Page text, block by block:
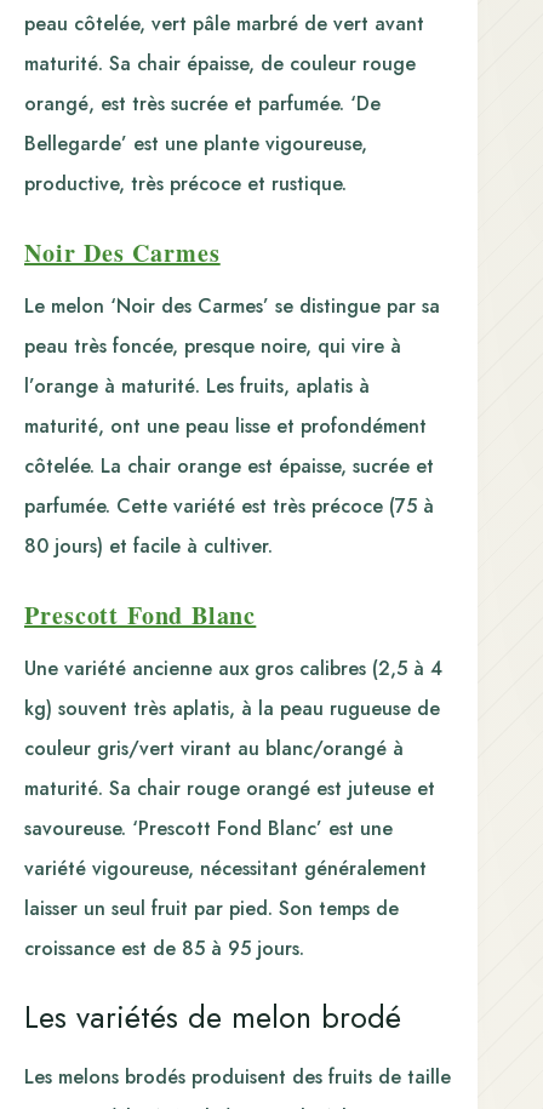
peau côtelée, vert pâle marbré de vert avant
maturité. Sa chair épaisse, de couleur rouge
orangé, est très sucrée et parfumée. ‘De
Bellegarde’ est une plante vigoureuse,
productive, très précoce et rustique.
Noir Des Carmes
Le melon ‘Noir des Carmes’ se distingue par sa
peau très foncée, presque noire, qui vire à
l’orange à maturité. Les fruits, aplatis à
maturité, ont une peau lisse et profondément
côtelée. La chair orange est épaisse, sucrée et
parfumée. Cette variété est très précoce (75 à
80 jours) et facile à cultiver.
Prescott Fond Blanc
Une variété ancienne aux gros calibres (2,5 à 4
kg) souvent très aplatis, à la peau rugueuse de
couleur gris/vert virant au blanc/orangé à
maturité. Sa chair rouge orangé est juteuse et
savoureuse. ‘Prescott Fond Blanc’ est une
variété vigoureuse, nécessitant généralement
laisser un seul fruit par pied. Son temps de
croissance est de 85 à 95 jours.
Les variétés de melon brodé
Les melons brodés produisent des fruits de taille